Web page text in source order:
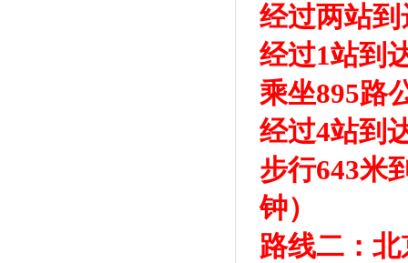
经过两站
经过1站到
乘坐895路
经过4站到
步行643米
钟）
路线二：